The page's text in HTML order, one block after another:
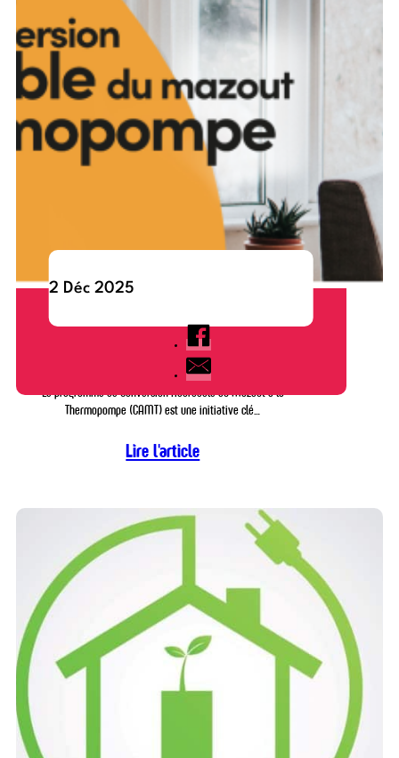
2 Déc 2025
Programme pour la conversion abordable du
mazout à la thermopompe (CAMT)
Le programme de Conversion Abordable du Mazout à la
Thermopompe (CAMT) est une initiative clé…
Lire l'article